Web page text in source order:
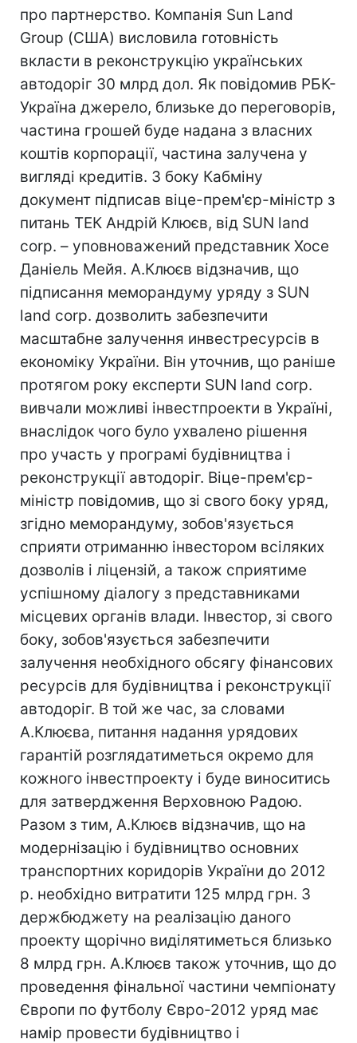
про партнерство. Компанія Sun Land
Group (США) висловила готовність
вкласти в реконструкцію українських
автодоріг 30 млрд дол. Як повідомив РБК-
Україна джерело, близьке до переговорів,
частина грошей буде надана з власних
коштів корпорації, частина залучена у
вигляді кредитів. З боку Кабміну
документ підписав віце-прем'єр-міністр з
питань ТЕК Андрій Клюєв, від SUN land
corp. – уповноважений представник Хосе
Даніель Мейя. А.Клюєв відзначив, що
підписання меморандуму уряду з SUN
land corp. дозволить забезпечити
масштабне залучення инвестресурсів в
економіку України. Він уточнив, що раніше
протягом року експерти SUN land corp.
вивчали можливі інвестпроекти в Україні,
внаслідок чого було ухвалено рішення
про участь у програмі будівництва і
реконструкції автодоріг. Віце-прем'єр-
міністр повідомив, що зі свого боку уряд,
згідно меморандуму, зобов'язується
сприяти отриманню інвестором всіляких
дозволів і ліцензій, а також сприятиме
успішному діалогу з представниками
місцевих органів влади. Інвестор, зі свого
боку, зобов'язується забезпечити
залучення необхідного обсягу фінансових
ресурсів для будівництва і реконструкції
автодоріг. В той же час, за словами
А.Клюєва, питання надання урядових
гарантій розглядатиметься окремо для
кожного інвестпроекту і буде виноситись
для затвердження Верховною Радою.
Разом з тим, А.Клюєв відзначив, що на
модернізацію і будівництво основних
транспортних коридорів України до 2012
р. необхідно витратити 125 млрд грн. З
держбюджету на реалізацію даного
проекту щорічно виділятиметься близько
8 млрд грн. А.Клюєв також уточнив, що до
проведення фінальної частини чемпіонату
Європи по футболу Євро-2012 уряд має
намір провести будівництво і